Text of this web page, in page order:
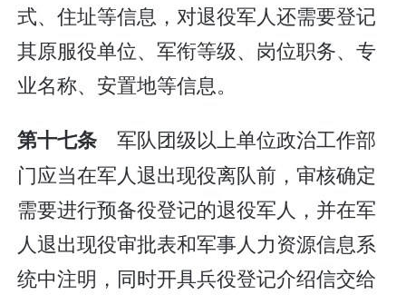
式、住址等信息，对退役军人还需要登记
其原服役单位、军衔等级、岗位职务、专
业名称、安置地等信息。
第十七条军队团级以上单位政治工作部
门应当在军人退出现役离队前，审核确定
需要进行预备役登记的退役军人，并在军
人退出现役审批表和军事人力资源信息系
统中注明，同时开具兵役登记介绍信交给